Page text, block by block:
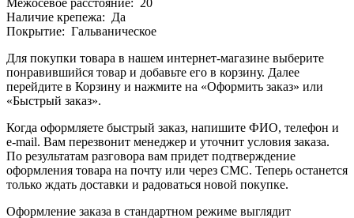
Наличие крепежа: Да
Покрытие: Гальваническое
Для покупки товара в нашем интернет-магазине выберите
понравившийся товар и добавьте его в корзину. Далее
перейдите в Корзину и нажмите на «Оформить заказ» или
«Быстрый заказ».
Когда оформляете быстрый заказ, напишите ФИО, телефон и
e-mail. Вам перезвонит менеджер и уточнит условия заказа.
По результатам разговора вам придет подтверждение
оформления товара на почту или через СМС. Теперь останется
только ждать доставки и радоваться новой покупке.
Оформление заказа в стандартном режиме выглядит